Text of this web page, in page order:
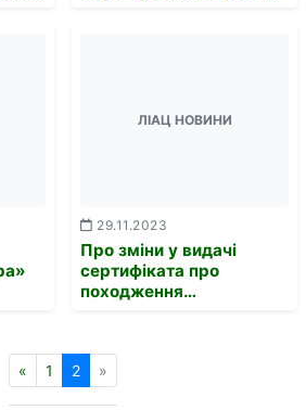
ЛІАЦ НОВИНИ
29.11.2023
Про зміни у видачі
сертифіката про
походження
пиломатеріалів
« 1 2 »